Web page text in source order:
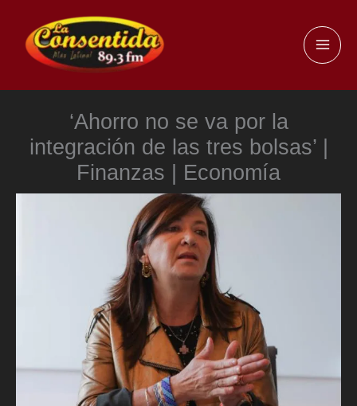
contenido
‘Ahorro no se va por la
integración de las tres bolsas’ |
Finanzas | Economía